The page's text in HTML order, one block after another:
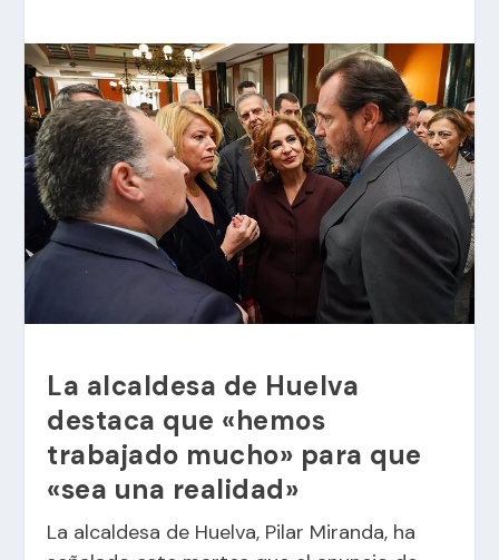
La alcaldesa de Huelva
destaca que «hemos
trabajado mucho» para que
«sea una realidad»
La alcaldesa de Huelva, Pilar Miranda, ha